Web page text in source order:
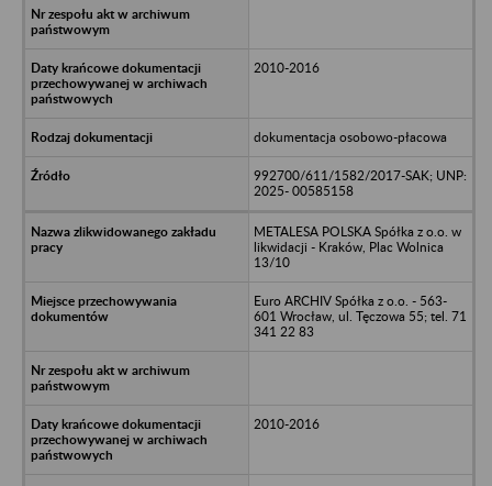
2010-2016
dokumentacja osobowo-płacowa
992700/611/1582/2017-SAK; UNP:
2025- 00585158
METALESA POLSKA Spółka z o.o. w
likwidacji - Kraków, Plac Wolnica
13/10
Euro ARCHIV Spółka z o.o. - 563-
601 Wrocław, ul. Tęczowa 55; tel. 71
341 22 83
2010-2016